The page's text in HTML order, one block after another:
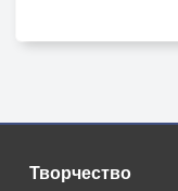
Творчество